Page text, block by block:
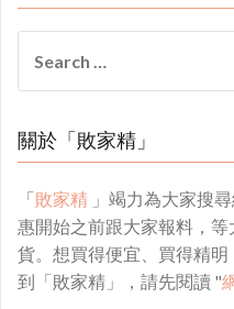
for:
關於「敗家精」
「敗家精 」竭力為大家搜
惠開始之前跟大家報料，
貨。想買得便宜、買得精
到「敗家精」，請先閱讀 "